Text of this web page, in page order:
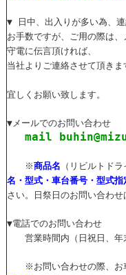
▼ 日中、出入りが多い為、連
お手数ですが、ご用の際は
守電に伝言頂ければ、
当社よりご連絡させて頂きま
宜しくお願い致します。
▼メールでのお問い合わせ
mail
※商品名 （リビルトド
名・型式・車台番号・型式指
さい。日祭日のお問い合わせ
▼電話でのお問い合わせ
営業時間内（日祝日、年
※お問い合わせの際、お